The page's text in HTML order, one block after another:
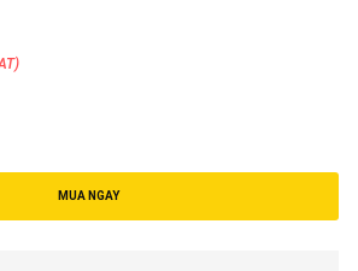
MUA NGAY